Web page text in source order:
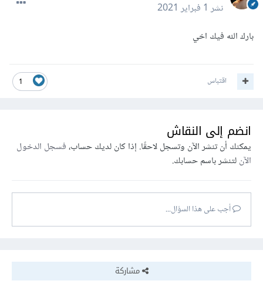
نشر1 فبراير 2021
بارك الله فيك اخي
1 اقتباس
انضم إلى النقاش
يمكنك أن تنشر الآن وتسجل لاحقًا. إذا كان لديك حساب،فسجل الدخول
الآنلتنشر باسم حسابك.
أجب على هذا السؤال...
مشاركة